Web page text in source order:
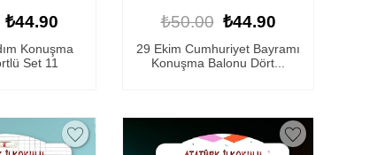
₺44.90
Konuşma
Set 11
₺50.00 ₺44.90
29 Ekim Cumhuriyet Bayramı
Konuşma Balonu Dört...